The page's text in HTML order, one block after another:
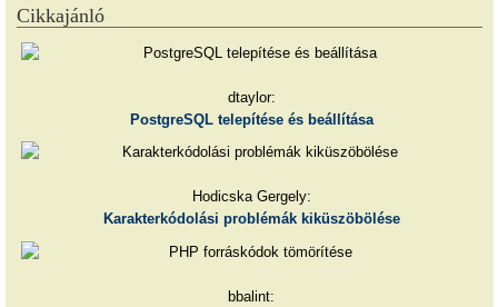
Cikkajánló
dtaylor:
PostgreSQL telepítése és beállítása
Hodicska Gergely:
Karakterkódolási problémák kiküszöbölése
bbalint: